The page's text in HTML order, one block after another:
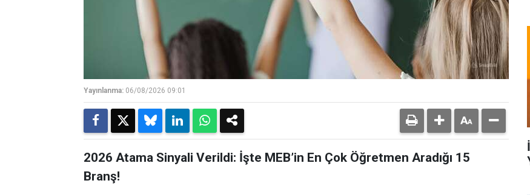
Yayınlanma: 06/08/2026 09:01
2026 Atama Sinyali Verildi: İşte MEB’in En Çok Öğretmen Aradığı 15
Branş!